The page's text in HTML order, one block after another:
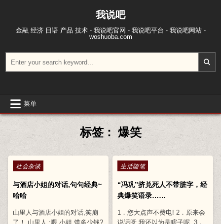
我说吧
金融 经济 日语 产品 技术 - 我说吧官网 - 我说吧平台 - 我说吧网站 -
woshuoba.com
菜单
标签： 爆笑
Posted in
社会杂谈
与酒店小姐的对话,句句经典~
哈哈
山里人与酒店小姐的对话,笑崩
了！ 山里人 :喂.小姐,馍多少钱?
Posted in
生活随笔
“冯巩”挤兑死人不带脏字，经
典爆笑语录……
1．您大点声不费电! 2．原来会
说话呀,我还以为是瞎子呢. 3．